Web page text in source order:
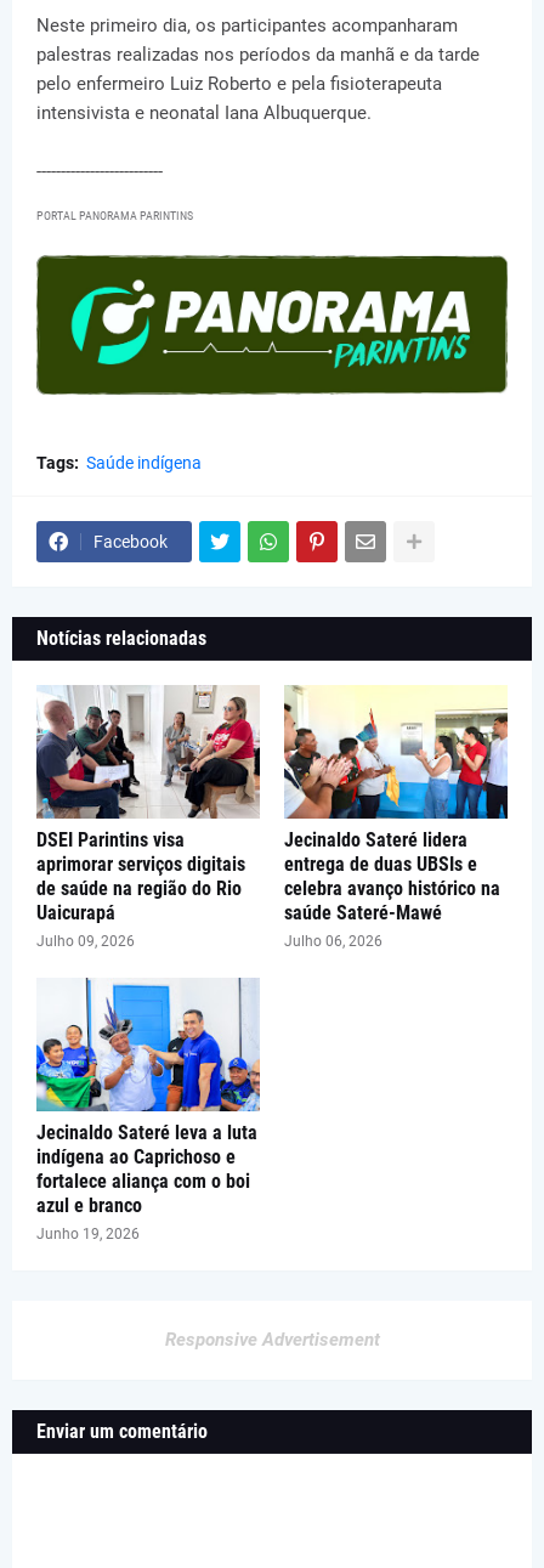
Neste primeiro dia, os participantes acompanharam
palestras realizadas nos períodos da manhã e da tarde
pelo enfermeiro Luiz Roberto e pela fisioterapeuta
intensivista e neonatal Iana Albuquerque.
--------------------------
PORTAL PANORAMA PARINTINS
Tags: Saúde indígena
Facebook
Notícias relacionadas
DSEI Parintins visa
aprimorar serviços digitais
de saúde na região do Rio
Uaicurapá
Julho 09, 2026
Jecinaldo Sateré lidera
entrega de duas UBSIs e
celebra avanço histórico na
saúde Sateré-Mawé
Julho 06, 2026
Jecinaldo Sateré leva a luta
indígena ao Caprichoso e
fortalece aliança com o boi
azul e branco
Junho 19, 2026
Responsive Advertisement
Enviar um comentário